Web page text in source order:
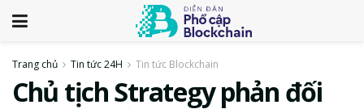
Trang chủ Tin tức 24H Tin tức Blockchain
Chủ tịch Strategy phản đối